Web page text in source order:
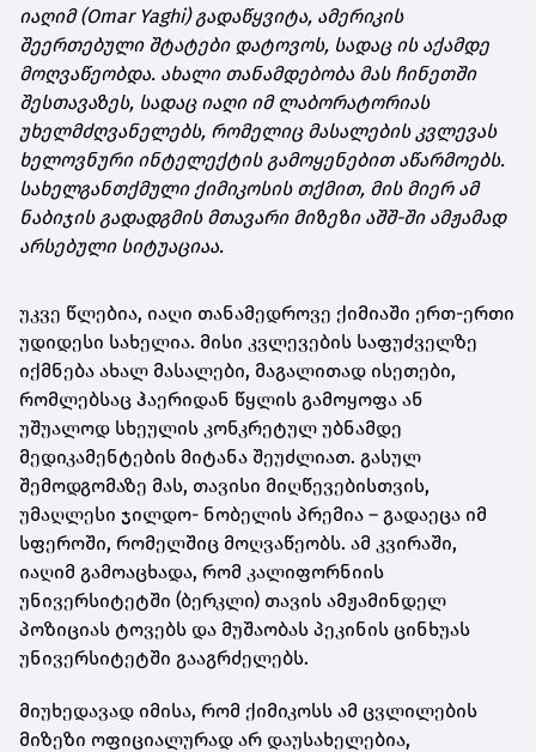
იაღიმ (Omar Yaghi) გადაწყვიტა, ამერიკის
შეერთებული შტატები დატოვოს, სადაც ის აქამდე
მოღვაწეობდა. ახალი თანამდებობა მას ჩინეთში
შესთავაზეს, სადაც იაღი იმ ლაბორატორიას
უხელმძღვანელებს, რომელიც მასალების კვლევას
ხელოვნური ინტელექტის გამოყენებით აწარმოებს.
სახელგანთქმული ქიმიკოსის თქმით, მის მიერ ამ
ნაბიჯის გადადგმის მთავარი მიზეზი აშშ-ში ამჟამად
არსებული სიტუაციაა.
უკვე წლებია, იაღი თანამედროვე ქიმიაში ერთ-ერთი
უდიდესი სახელია. მისი კვლევების საფუძველზე
იქმნება ახალ მასალები, მაგალითად ისეთები,
რომლებსაც ჰაერიდან წყლის გამოყოფა ან
უშუალოდ სხეულის კონკრეტულ უბნამდე
მედიკამენტების მიტანა შეუძლიათ. გასულ
შემოდგომაზე მას, თავისი მიღწევებისთვის,
უმაღლესი ჯილდო- ნობელის პრემია – გადაეცა იმ
სფეროში, რომელშიც მოღვაწეობს. ამ კვირაში,
იაღიმ გამოაცხადა, რომ კალიფორნიის
უნივერსიტეტში (ბერკლი) თავის ამჟამინდელ
პოზიციას ტოვებს და მუშაობას პეკინის ცინხუას
უნივერსიტეტში გააგრძელებს.
მიუხედავად იმისა, რომ ქიმიკოსს ამ ცვლილების
მიზეზი ოფიციალურად არ დაუსახელებია,